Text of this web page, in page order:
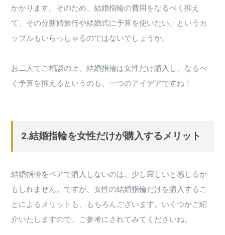
かかります。そのため、結婚指輪の費用をなるべく抑え
て、その分新婚旅行や結婚式に予算を使いたい、というカ
ップルもいらっしゃるのではないでしょうか。
お二人でご相談の上、結婚指輪は女性だけ購入し、なるべ
く予算を抑えるというのも、一つのアイデアですね！
2.結婚指輪を女性だけが購入するメリット
結婚指輪をペアで購入しないのは、少し寂しいと感じるか
もしれません。ですが、女性の結婚指輪だけを購入するこ
とによるメリットも、もちろんございます。いくつかご紹
介いたしますので、ご参考にされてみてくださいね。